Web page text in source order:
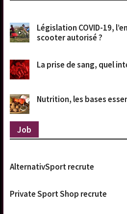
Législation COVID-19,
scooter autorisé ?
La prise de sang, quel
Nutrition, les bases
Job
AlternativSport recrute
Private Sport Shop recrute